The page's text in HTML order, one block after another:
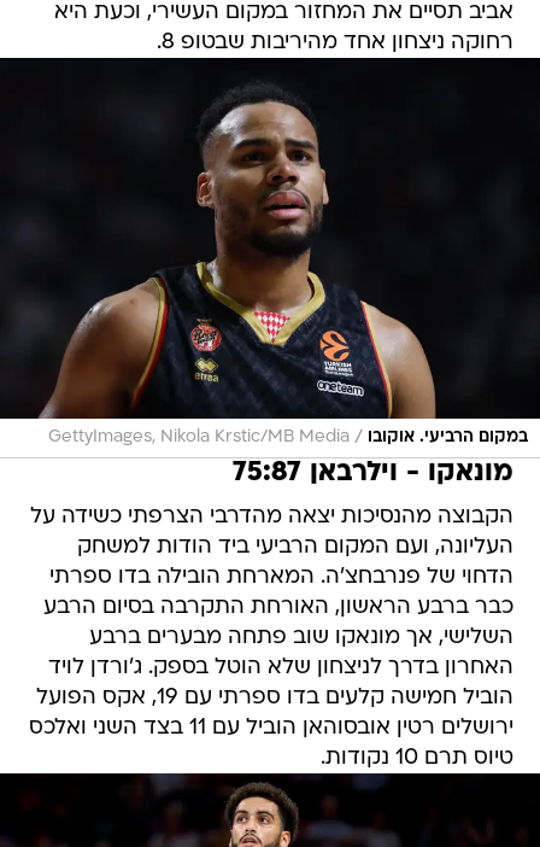
אביב תסיים את המחזור במקום העשירי, וכעת היא
רחוקה ניצחון אחד מהיריבות שבטופ 8.
במקום הרביעי. אוקובו /
GettyImages, Nikola Krstic/MB Media
מונאקו - וילרבאן 75:87
הקבוצה מהנסיכות יצאה מהדרבי הצרפתי כשידה על
העליונה, ועם המקום הרביעי ביד הודות למשחק
הדחוי של פנרבחצ'ה. המארחת הובילה בדו ספרתי
כבר ברבע הראשון, האורחת התקרבה בסיום הרבע
השלישי, אך מונאקו שוב פתחה מבערים ברבע
האחרון בדרך לניצחון שלא הוטל בספק. ג'ורדן לויד
הוביל חמישה קלעים בדו ספרתי עם 19, אקס הפועל
ירושלים רטין אובסוהאן הוביל עם 11 בצד השני ואלכס
טיוס תרם 10 נקודות.